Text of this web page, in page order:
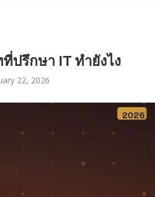
ปรึกษา IT ทำยังไง
22, 2026